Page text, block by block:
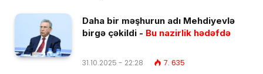
Daha bir məşhurun adı Mehdiyevlə
birgə çəkildi - Bu nazirlik hədəfdə
31.10.2025 - 22:28 7. 635